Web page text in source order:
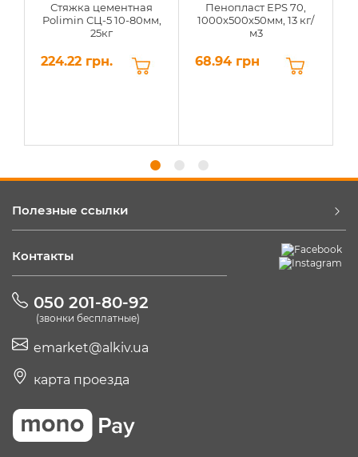
Стяжка цементная
Polimin СЦ-5 10-80мм,
25кг
224.22 грн.
Пенопласт EPS 70,
1000х500х50мм, 13 кг/
м3
68.94 грн
Полезные ссылки
Контакты
050 201-80-92
(звонки бесплатные)
emarket@alkiv.ua
карта проезда